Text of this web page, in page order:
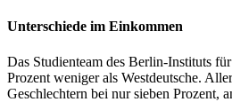
Unterschiede im Einkommen
Das Studienteam des Berlin-Instituts
Prozent weniger als Westdeutsche.
Geschlechtern bei nur sieben Prozent,